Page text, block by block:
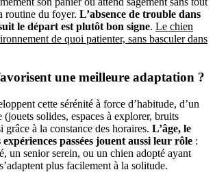
routine du foyer. L’absence de trouble dans
le départ est plutôt bon signe. Le chien
de quoi patienter, sans basculer dans
une meilleure adaptation ?
cette sérénité à force d’habitude, d’un
solides, espaces à explorer, bruits
grâce à la constance des horaires. L’âge, le
passées jouent aussi leur rôle :
un senior serein, ou un chien adopté ayant
plus facilement à la solitude.